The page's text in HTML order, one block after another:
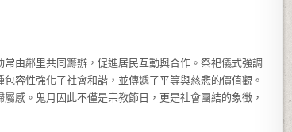
由鄰里共同籌辦，促進居民互動與合作。祭祀儀式強調
容性強化了社會和諧，並傳遞了平等與慈悲的價值觀。
感。鬼月因此不僅是宗教節日，更是社會團結的象徵，